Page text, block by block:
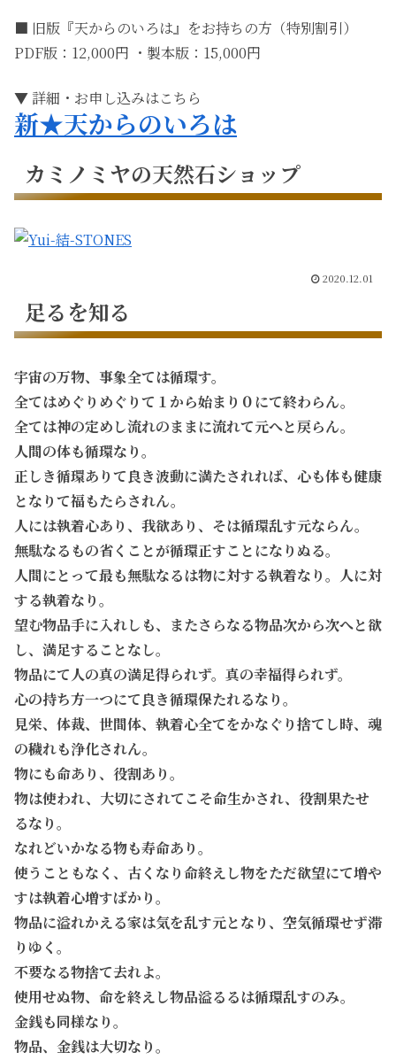
■ 旧版『天からのいろは』をお持ちの方（特別割引）
PDF版：12,000円 ・製本版：15,000円
▼ 詳細・お申し込みはこちら
新★天からのいろは
カミノミヤの天然石ショップ
2020.12.01
足るを知る
宇宙の万物、事象全ては循環す。
全てはめぐりめぐりて１から始まり０にて終わらん。
全ては神の定めし流れのままに流れて元へと戻らん。
人間の体も循環なり。
正しき循環ありて良き波動に満たされれば、心も体も健康
となりて福もたらされん。
人には執着心あり、我欲あり、そは循環乱す元ならん。
無駄なるもの省くことが循環正すことになりぬる。
人間にとって最も無駄なるは物に対する執着なり。人に対
する執着なり。
望む物品手に入れしも、またさらなる物品次から次へと欲
し、満足することなし。
物品にて人の真の満足得られず。真の幸福得られず。
心の持ち方一つにて良き循環保たれるなり。
見栄、体裁、世間体、執着心全てをかなぐり捨てし時、魂
の穢れも浄化されん。
物にも命あり、役割あり。
物は使われ、大切にされてこそ命生かされ、役割果たせ
るなり。
なれどいかなる物も寿命あり。
使うこともなく、古くなり命終えし物をただ欲望にて増や
すは執着心増すばかり。
物品に溢れかえる家は気を乱す元となり、空気循環せず滞
りゆく。
不要なる物捨て去れよ。
使用せぬ物、命を終えし物品溢るるは循環乱すのみ。
金銭も同様なり。
物品、金銭は大切なり。